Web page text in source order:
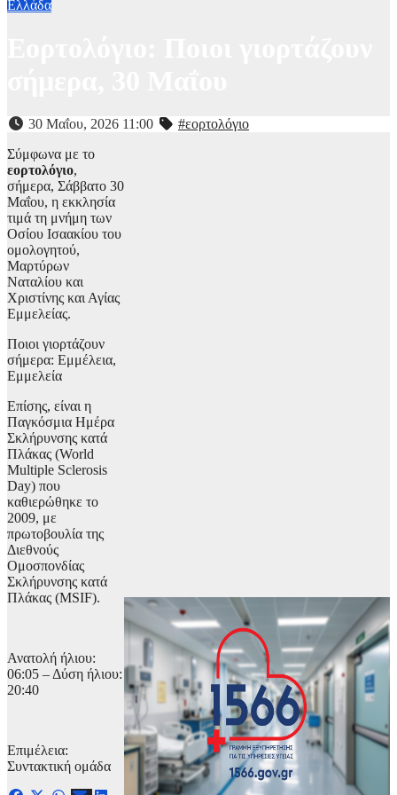
Ελλάδα
30 Μαΐου, 2026 11:00
#εορτολόγιο
Σύμφωνα με το
εορτολόγιο,
σήμερα, Σάββατο 30
Μαΐου, η εκκλησία
τιμά τη μνήμη των
Οσίου Ισαακίου του
ομολογητού,
Μαρτύρων
Ναταλίου και
Χριστίνης και Αγίας
Εμμελείας.
Ποιοι γιορτάζουν
σήμερα: Εμμέλεια,
Εμμελεία
Επίσης, είναι η
Παγκόσμια Ημέρα
Σκλήρυνσης κατά
Πλάκας (World
Multiple Sclerosis
Day) που
καθιερώθηκε το
2009, με
πρωτοβουλία της
Διεθνούς
Ομοσπονδίας
Σκλήρυνσης κατά
Πλάκας (MSIF).
Ανατολή ήλιου:
06:05 – Δύση ήλιου:
20:40
Επιμέλεια:
Συντακτική ομάδα